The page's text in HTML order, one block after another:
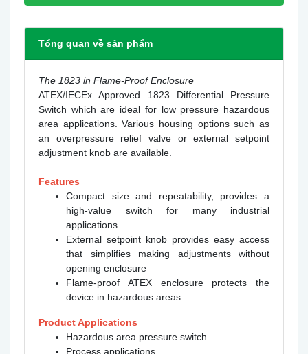
Tổng quan về sản phẩm
The 1823 in Flame-Proof Enclosure
ATEX/IECEx Approved 1823 Differential Pressure
Switch which are ideal for low pressure hazardous
area applications. Various housing options such as
an overpressure relief valve or external setpoint
adjustment knob are available.
Features
Compact size and repeatability, provides a
high-value switch for many industrial
applications
External setpoint knob provides easy access
that simplifies making adjustments without
opening enclosure
Flame-proof ATEX enclosure protects the
device in hazardous areas
Product Applications
Hazardous area pressure switch
Process applications